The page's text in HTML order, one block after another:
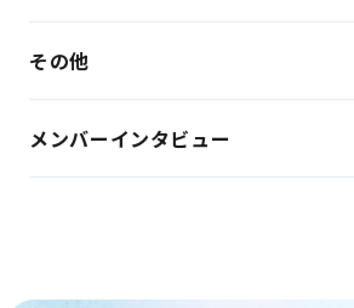
その他
メンバーインタビュー